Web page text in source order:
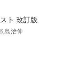
ト 改訂版
,島治伸